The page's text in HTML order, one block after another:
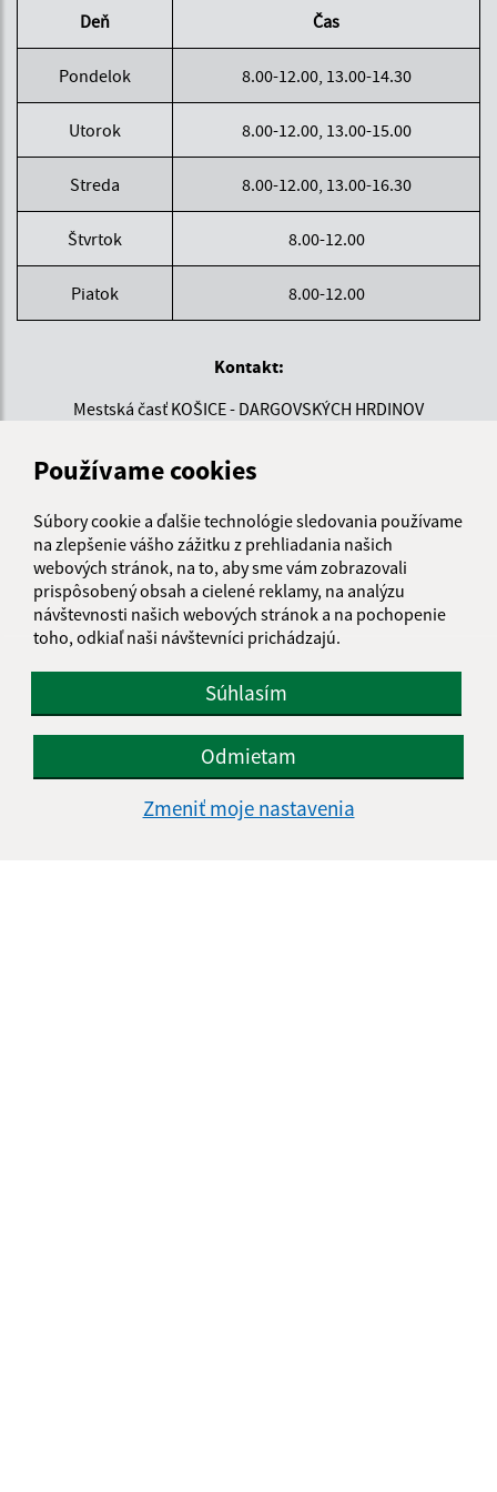
Používame cookies
Súbory cookie a ďalšie technológie sledovania používame
na zlepšenie vášho zážitku z prehliadania našich
webových stránok, na to, aby sme vám zobrazovali
prispôsobený obsah a cielené reklamy, na analýzu
návštevnosti našich webových stránok a na pochopenie
toho, odkiaľ naši návštevníci prichádzajú.
Súhlasím
Odmietam
Zmeniť moje nastavenia
Deň Čas
Pondelok 8.00-12.00, 13.00-14.30
Utorok 8.00-12.00, 13.00-15.00
Streda 8.00-12.00, 13.00-16.30
Štvrtok 8.00-12.00
Piatok 8.00-12.00
Kontakt:
Mestská časť KOŠICE - DARGOVSKÝCH HRDINOV
040 22 Košice
+421 55 300 90 01
IČO: 00690988